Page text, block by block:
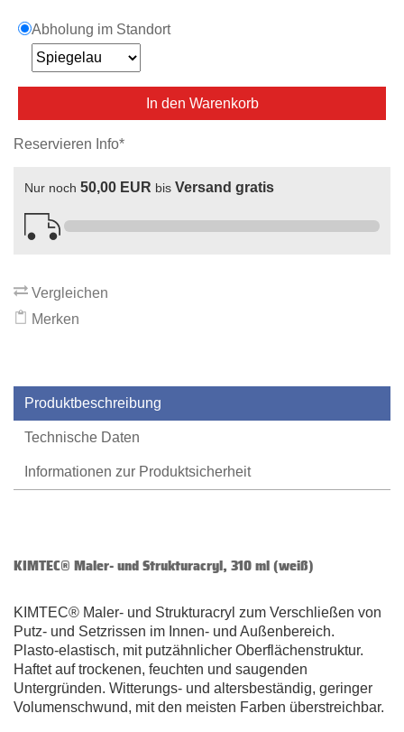
Abholung im Standort
In den Warenkorb
Reservieren Info*
Nur noch 50,00 EUR bis Versand gratis
Vergleichen
Merken
Produktbeschreibung
Technische Daten
Informationen zur Produktsicherheit
KIMTEC® Maler- und Strukturacryl, 310 ml (weiß)
KIMTEC® Maler- und Strukturacryl zum Verschließen von
Putz- und Setzrissen im Innen- und Außenbereich.
Plasto-elastisch, mit putzähnlicher Oberflächenstruktur.
Haftet auf trockenen, feuchten und saugenden
Untergründen. Witterungs- und altersbeständig, geringer
Volumenschwund, mit den meisten Farben überstreichbar.